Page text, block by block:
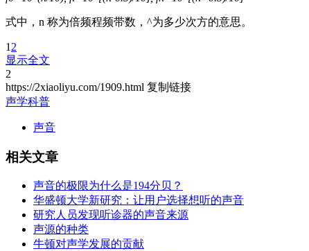
式中，n 称为倍频程频带数，^为多少次方的意思。
1 2
显示全文
2
https://2xiaoliyu.com/1909.html 复制链接
声学科普
声音
相关文章
声音的极限为什么是194分贝？
华盛顿大学新研究：让用户选择想听的声音
研究人员发现听诊器的声音来源
声源的种类
牛顿对声学发展的贡献